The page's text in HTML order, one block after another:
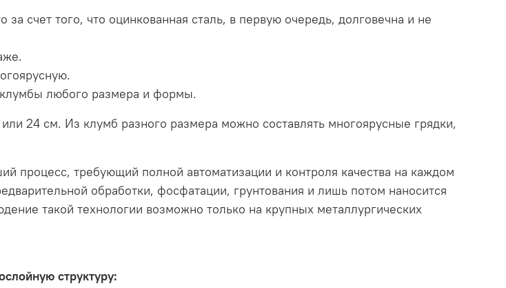
счет того, что оцинкованная сталь, в первую очередь, долговечна и не
любого размера и формы.
24 см. Из клумб разного размера можно составлять многоярусные грядки,
процесс, требующий полной автоматизации и контроля качества на каждом
обработки, фосфатации, грунтования и лишь потом наносится
такой технологии возможно только на крупных металлургических
структуру: